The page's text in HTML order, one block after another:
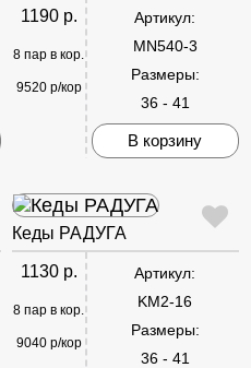
1190 р.
8 пар в кор.
9520 р/кор
Артикул:
MN540-3
Размеры:
36 - 41
В корзину
Кеды РАДУГА
1130 р.
8 пар в кор.
9040 р/кор
Артикул:
KM2-16
Размеры:
36 - 41